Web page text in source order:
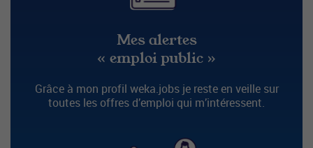
Mes alertes
« emploi public »
Grâce à mon profil weka.jobs je reste en veille sur
toutes les offres d’emploi qui m’intéressent.